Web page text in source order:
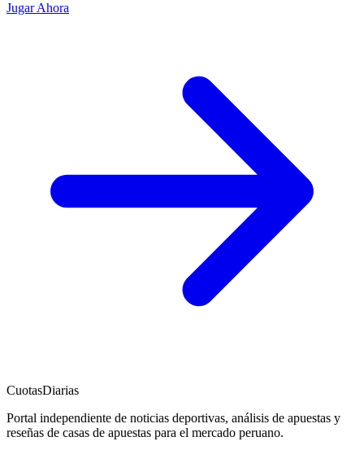
Jugar Ahora
CuotasDiarias
Portal independiente de noticias deportivas, análisis de apuestas y
reseñas de casas de apuestas para el mercado peruano.